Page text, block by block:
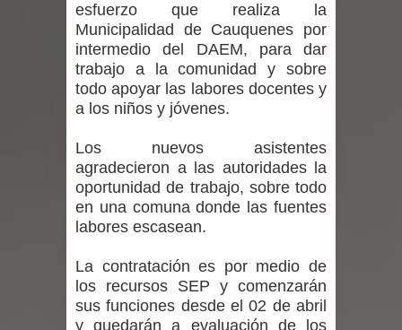
con comunidades escolares
Alta positividad en influenza hace que
expertos reiteren llamado a
Mario Meza endurece críticas contra
ministra de Salud por dejar fuera a
Linares: “No dará la cara”
Seremi de Desarrollo Social y Familia
mantiene despliegue para apoyar a
esfuerzo que realiza la
Municipalidad de Cauquenes por
intermedio del DAEM, para dar
trabajo a la comunidad y sobre
todo apoyar las labores docentes y
a los niños y jóvenes.
Los nuevos asistentes
agradecieron a las autoridades la
oportunidad de trabajo, sobre todo
en una comuna donde las fuentes
labores escasean.
La contratación es por medio de
los recursos SEP y comenzarán
sus funciones desde el 02 de abril
y quedarán a evaluación de los